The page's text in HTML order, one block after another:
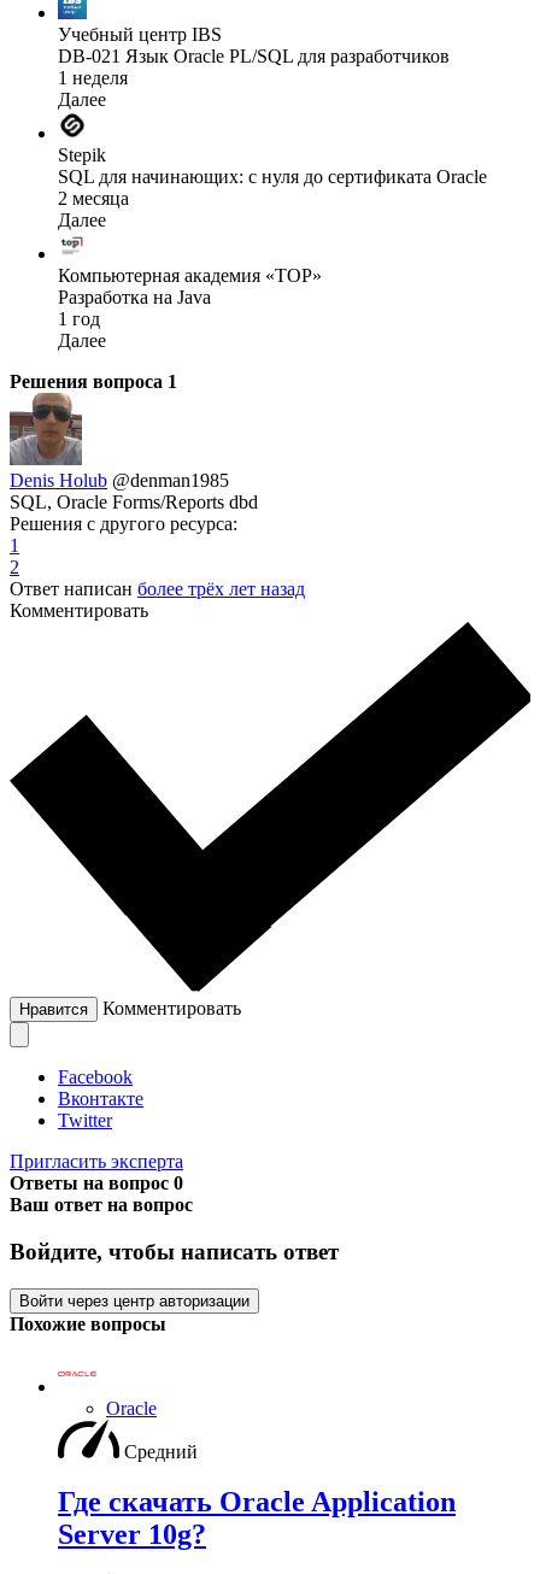
Учебный центр IBS
DB-021 Язык Oracle PL/SQL для разработчиков
1 неделя
Далее
Stepik
SQL для начинающих: с нуля до сертификата Oracle
2 месяца
Далее
Компьютерная академия «TOP»
Разработка на Java
1 год
Далее
Решения вопроса 1
Denis Holub @denman1985
SQL, Oracle Forms/Reports dbd
Решения с другого ресурса:
1
2
Ответ написан более трёх лет назад
Комментировать
Нравится Комментировать
Facebook
Вконтакте
Twitter
Пригласить эксперта
Ответы на вопрос 0
Ваш ответ на вопрос
Войдите, чтобы написать ответ
Войти через центр авторизации
Похожие вопросы
Oracle
Средний
Где скачать Oracle Application
Server 10g?